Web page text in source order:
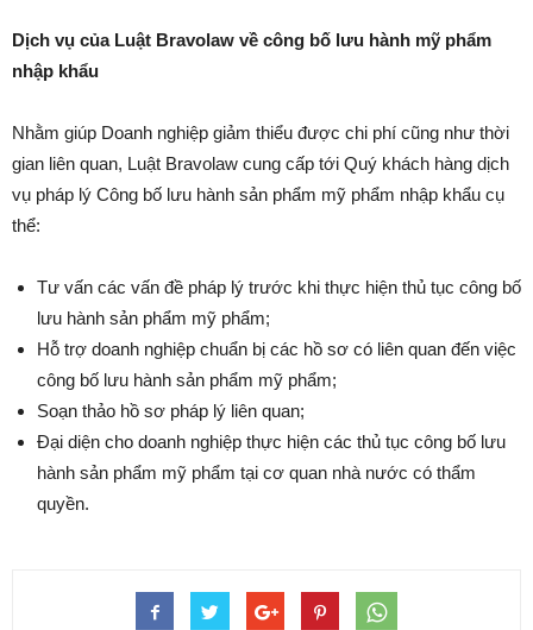
Dịch vụ của Luật Bravolaw về công bố lưu hành mỹ phẩm
nhập khẩu
Nhằm giúp Doanh nghiệp giảm thiểu được chi phí cũng như thời
gian liên quan, Luật Bravolaw cung cấp tới Quý khách hàng dịch
vụ pháp lý Công bố lưu hành sản phẩm mỹ phẩm nhập khẩu cụ
thể:
Tư vấn các vấn đề pháp lý trước khi thực hiện thủ tục công bố
lưu hành sản phẩm mỹ phẩm;
Hỗ trợ doanh nghiệp chuẩn bị các hồ sơ có liên quan đến việc
công bố lưu hành sản phẩm mỹ phẩm;
Soạn thảo hồ sơ pháp lý liên quan;
Đại diện cho doanh nghiệp thực hiện các thủ tục công bố lưu
hành sản phẩm mỹ phẩm tại cơ quan nhà nước có thẩm
quyền.